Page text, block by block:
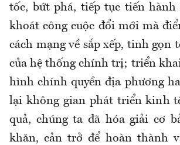
tốc, bứt phá, tiếp tục tiến hành
khoát công cuộc đổi mới mà
cách mạng về sắp xếp, tinh gọn
của hệ thống chính trị; triển
hình chính quyền địa phương
lại không gian phát triển kinh
quả, chúng ta đã hóa giải cơ
khăn, cản trở để hoàn thành